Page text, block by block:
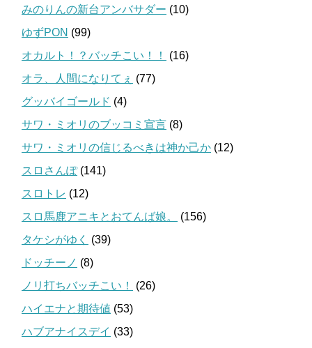
みのりんの新台アンバサダー (10)
ゆずPON (99)
オカルト！？バッチこい！！
(16)
オラ、人間になりてぇ (77)
グッバイゴールド (4)
サワ・ミオリのブッコミ宣言 (8)
サワ・ミオリの信じるべきは神か己か (12)
スロさんぽ(141)
スロトレ (12)
スロ馬鹿アニキとおてんば娘。
(156)
タケシがゆく
(39)
ドッチーノ (8)
ノリ打ちバッチこい！
(26)
ハイエナと期待値 (53)
ハブアナイスデイ (33)